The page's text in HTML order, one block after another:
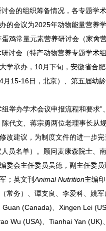
会的组织筹备情况，各专题学
的会议为2025年动物能量营养
鸡常量元素营养研讨会（家禽
讨会（特产动物营养专题学术
学承办，10月下旬，安徽省合
15-16日，北京）、第五届幼
举办学术会议申报流程和要求”
代文、蒋宗勇两位老理事长从
建议，为制度文件的进一步完
员名单）。顾问麦康森院士、
会主任委员吴德，副主任委员
；英文刊 Animal Nutrition主编
常务）、谭支良、李爱科、姚
(Canada)、Xingen Lei
Wu (USA)、Tianhai Yan (UK)